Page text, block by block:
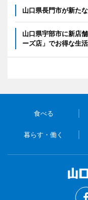
山口県長門市が新た
山口県宇部市に新店
ーズ店」でお得な生活
食べる
暮らす・働く